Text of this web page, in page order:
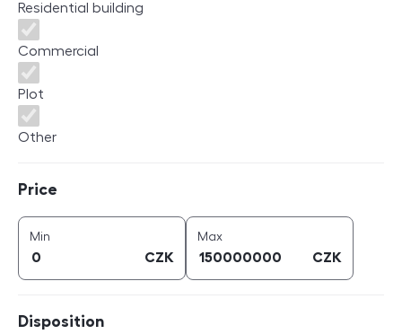
Residential building
Commercial
Plot
Other
Price
Min
CZK
Maxprice (
CZK
Disposition